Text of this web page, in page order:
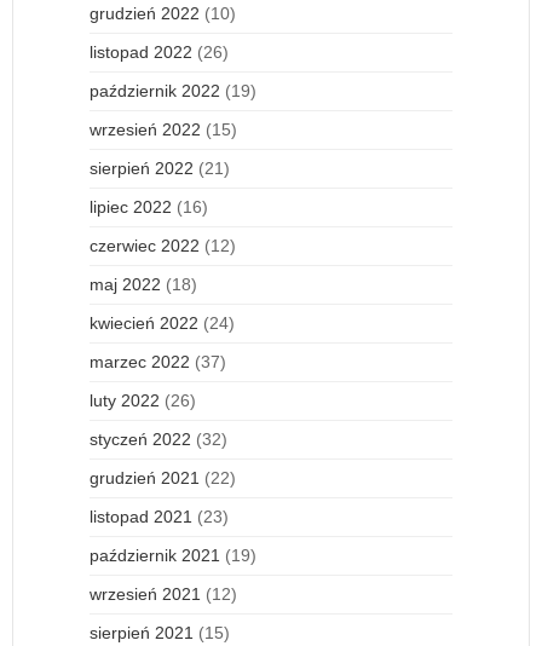
grudzień 2022 (10)
listopad 2022 (26)
październik 2022 (19)
wrzesień 2022 (15)
sierpień 2022 (21)
lipiec 2022 (16)
czerwiec 2022 (12)
maj 2022 (18)
kwiecień 2022 (24)
marzec 2022 (37)
luty 2022 (26)
styczeń 2022 (32)
grudzień 2021 (22)
listopad 2021 (23)
październik 2021 (19)
wrzesień 2021 (12)
sierpień 2021 (15)